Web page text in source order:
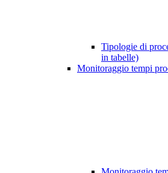
Tipologie di
in tabelle)
Monitoraggio tempi